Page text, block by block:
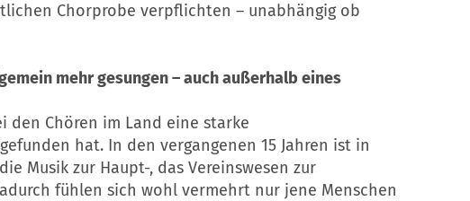
Chorprobe verpflichten – unabhängig ob
mehr gesungen – auch außerhalb eines
den Chören im Land eine starke
hat. In den vergangenen 15 Jahren ist in
Musik zur Haupt-, das Vereinswesen zur
fühlen sich wohl vermehrt nur jene Menschen